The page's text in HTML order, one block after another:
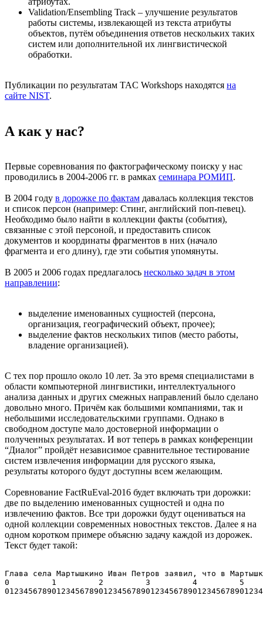
Validation/Ensembling Track – улучшение результатов
работы системы, извлекающей из текста атрибуты
объектов, путём объединения ответов нескольких таких
систем или дополнительной их лингвистической
обработки.
Публикации по результатам TAC Workshops находятся на
сайте NIST.
А как у нас?
Первые соревнования по фактографическому поиску у нас
проводились в 2004-2006 гг. в рамках семинара РОМИП.
В 2004 году в дорожке по фактам давалась коллекция текстов
и список персон (например: Стинг, английский поп-певец).
Необходимо было найти в коллекции факты (события),
связанные с этой персоной, и предоставить список
документов и координаты фрагментов в них (начало
фрагмента и его длину), где эти события упомянуты.
В 2005 и 2006 годах предлагалось несколько задач в этом
направлении:
выделение именованных сущностей (персона,
организация, географический объект, прочее);
выделение фактов нескольких типов (место работы,
владение организацией).
С тех пор прошло около 10 лет. За это время специалистами в
области компьютерной лингвистики, интеллектуального
анализа данных и других смежных направлений было сделано
довольно много. Причём как большими компаниями, так и
небольшими исследовательскими группами. Однако в
свободном доступе мало достоверной информации о
полученных результатах. И вот теперь в рамках конференции
“Диалог” пройдёт независимое сравнительное тестирование
систем извлечения информации для русского языка,
результаты которого будут доступны всем желающим.
Соревнование FactRuEval-2016 будет включать три дорожки:
две по выделению именованных сущностей и одна по
извлечению фактов. Все три дорожки будут оцениваться на
одной коллекции современных новостных текстов. Далее я на
одном коротком примере объясню задачу каждой из дорожек.
Текст будет такой:
Глава села Мартышкино Иван Петров заявил, что в
0         1         2         3         4         5